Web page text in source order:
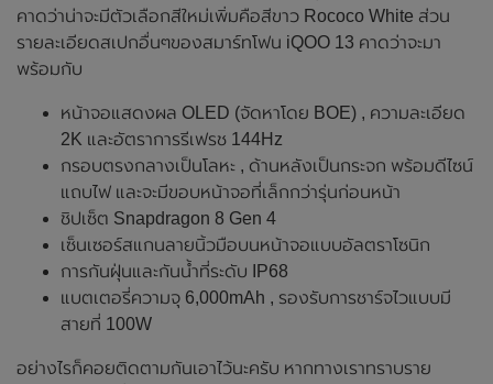
คาดว่าน่าจะมีตัวเลือกสีใหม่เพิ่มคือสีขาว Rococo White ส่วน
รายละเอียดสเปกอื่นๆของสมาร์ทโฟน iQOO 13 คาดว่าจะมา
พร้อมกับ
หน้าจอแสดงผล OLED (จัดหาโดย BOE) , ความละเอียด
2K และอัตราการรีเฟรช 144Hz
กรอบตรงกลางเป็นโลหะ , ด้านหลังเป็นกระจก พร้อมดีไซน์
แถบไฟ และจะมีขอบหน้าจอที่เล็กกว่ารุ่นก่อนหน้า
ชิปเซ็ต Snapdragon 8 Gen 4
เซ็นเซอร์สแกนลายนิ้วมือบนหน้าจอแบบอัลตราโซนิก
การกันฝุ่นและกันน้ำที่ระดับ IP68
แบตเตอรี่ความจุ 6,000mAh , รองรับการชาร์จไวแบบมี
สายที่ 100W
อย่างไรก็คอยติดตามกันเอาไว้นะครับ หากทางเราทราบราย